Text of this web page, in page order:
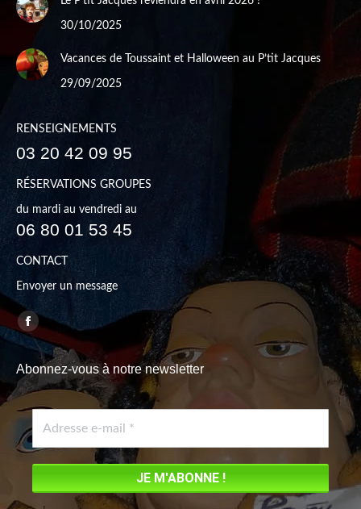
30/10/2025
Vacances de Toussaint et Halloween au P’tit Jacques
29/09/2025
RENSEIGNEMENTS
03 20 42 09 95
RÉSERVATIONS GROUPES
du mardi au vendredi au
06 80 01 53 45
CONTACT
Envoyer un message
Trouvez nous sur :
Facebook
page
opens
in
new
window
Abonnez-vous à notre newsletter